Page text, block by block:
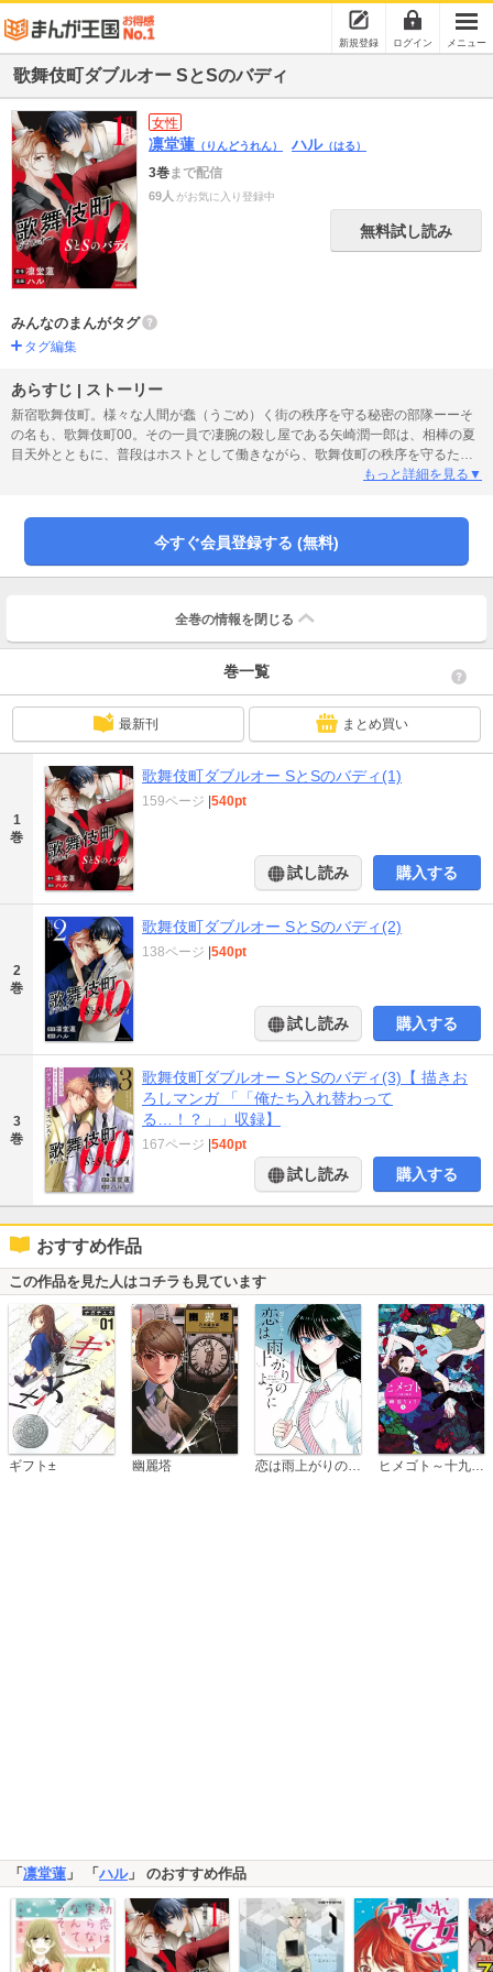
新規登録 ログイン メニュー
歌舞伎町ダブルオー SとSのバディ
女性
凛堂蓮 （りんどうれん） ハル（はる）
3巻まで配信
69人 がお気に入り登録中
無料試し読み
みんなのまんがタグ
タグ編集
あらすじ | ストーリー
新宿歌舞伎町。様々な人間が蠢（うごめ）く街の秩序を守る秘密の部隊ーーそ
の名も、歌舞伎町00。その一員で凄腕の殺し屋である矢崎潤一郎は、相棒の夏
目天外とともに、普段はホストとして働きながら、歌舞伎町の秩序を守るため
に動いていた。しかし次第に、歌舞伎町の明暗を分ける大きな事件へと事態は
もっと詳細を見る▼
今すぐ会員登録する (無料)
全巻の情報を 閉じる
巻一覧
最新刊 まとめ買い
1
巻
歌舞伎町ダブルオー SとSのバディ(1)
159ページ |540pt
試し読み 購入する
2
巻
歌舞伎町ダブルオー SとSのバディ(2)
138ページ |540pt
試し読み 購入する
3
巻
歌舞伎町ダブルオー SとSのバディ(3)【 描きお
ろしマンガ 「「俺たち入れ替わって
る…！？」」収録】
167ページ |540pt
試し読み 購入する
おすすめ作品
この作品を見た人はコチラも見ています
ギフト± 幽麗塔 ヒメゴト～十九歳の制服～
「凛堂蓮 」 「ハル」 のおすすめ作品